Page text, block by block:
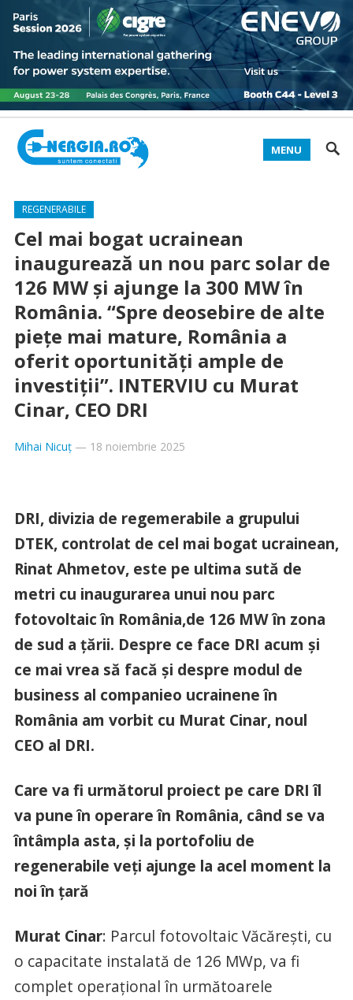
MENU
REGENERABILE
Cel mai bogat ucrainean
inaugurează un nou parc solar de
126 MW și ajunge la 300 MW în
România. “Spre deosebire de alte
piețe mai mature, România a
oferit oportunități ample de
investiții”. INTERVIU cu Murat
Cinar, CEO DRI
Mihai Nicuț— 18 noiembrie 2025
DRI, divizia de regemerabile a grupului
DTEK, controlat de cel mai bogat ucrainean,
Rinat Ahmetov, este pe ultima sută de
metri cu inaugurarea unui nou parc
fotovoltaic în România,de 126 MW în zona
de sud a țării. Despre ce face DRI acum și
ce mai vrea să facă și despre modul de
business al companieo ucrainene în
România am vorbit cu Murat Cinar, noul
CEO al DRI.
Care va fi următorul proiect pe care DRI îl
va pune în operare în România, când se va
întâmpla asta, și la portofoliu de
regenerabile veți ajunge la acel moment la
noi în țară
Murat Cinar: Parcul fotovoltaic Văcărești, cu
o capacitate instalată de 126 MWp, va fi
complet operațional în următoarele